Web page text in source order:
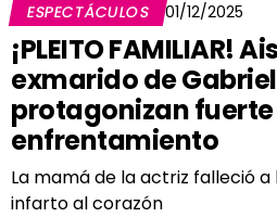
ESPECTÁCULOS 01/12/2025
¡PLEITO FAMILIAR!
exmarido de
protagonizan fuerte
enfrentamiento
La mamá de la actriz falleció a
infarto al corazón